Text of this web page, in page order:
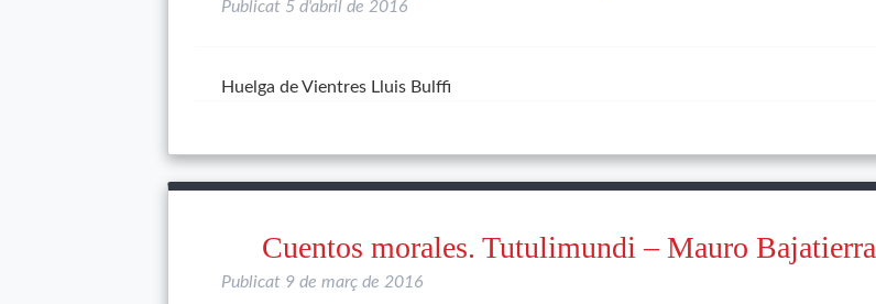
Publicat 5 d'abril de 2016
Huelga de Vientres Lluis Bulffi
Cuentos morales. Tutulimundi – Mauro Bajatierra
Publicat 9 de març de 2016